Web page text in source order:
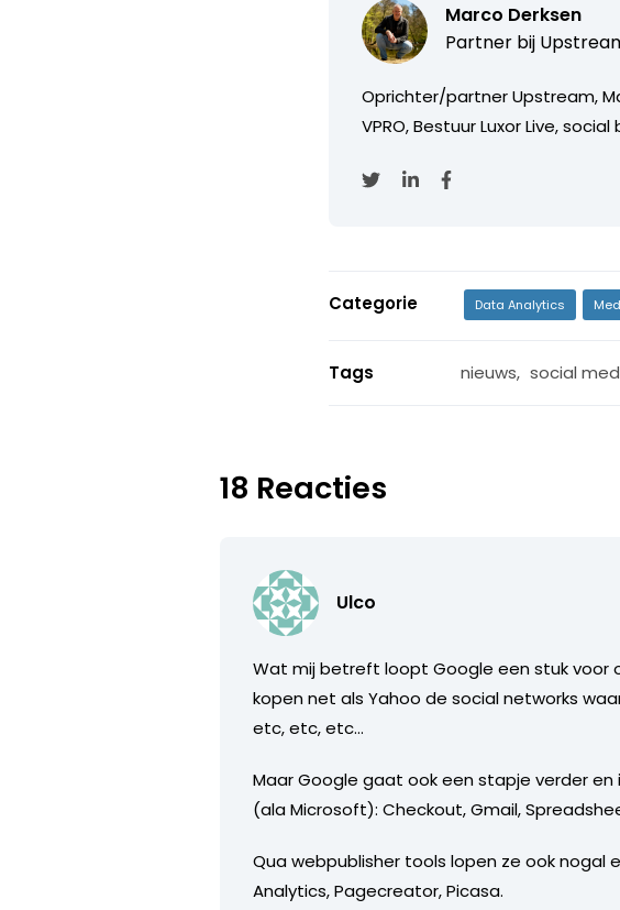
Marco Derksen
Partner bij
Oprichter/partner Upstream,
VPRO, Bestuur Luxor Live,
Categorie Data Analytics
Tags nieuws, social
18 Reacties
Ulco
Wat mij betreft loopt Google een stuk voor
kopen net als Yahoo de social networks
etc, etc, etc…
Maar Google gaat ook een stapje verder
(ala Microsoft): Checkout, Gmail,
Qua webpublisher tools lopen ze ook nogal
Analytics, Pagecreator, Picasa.